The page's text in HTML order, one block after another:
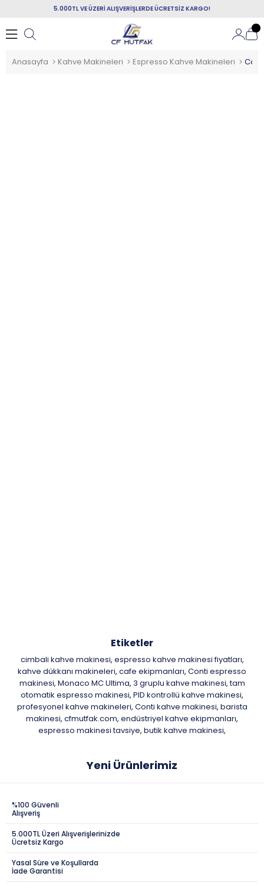
5.000TL VE ÜZERİ ALIŞVERİŞLERDE ÜCRETSİZ KARGO!
Anasayfa Kahve Makineleri Espresso Kahve Makineleri
Etiketler
cimbali kahve makinesi, espresso kahve makinesi fiyatları,
kahve dükkanı makineleri, cafe ekipmanları, Conti espresso
makinesi, Monaco MC Ultima, 3 gruplu kahve makinesi, tam
otomatik espresso makinesi, PID kontrollü kahve makinesi,
profesyonel kahve makineleri, Conti kahve makinesi, barista
makinesi, cfmutfak.com, endüstriyel kahve ekipmanları,
espresso makinesi tavsiye, butik kahve makinesi,
Yeni Ürünlerimiz
%100 Güvenli
Alışveriş
5.000TL Üzeri Alışverişlerinizde
Ücretsiz Kargo
Yasal Süre ve Koşullarda
İade Garantisi